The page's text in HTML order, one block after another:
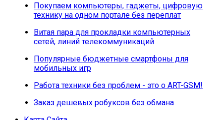
Покупаем компьютеры, гаджеты, цифровую
технику на одном портале без переплат
Витая пара для прокладки компьютерных
сетей, линий телекоммуникаций
Популярные бюджетные смартфоны для
мобильных игр
Работа техники без проблем - это о ART-GSM!
Заказ дешевых робуксов без обмана